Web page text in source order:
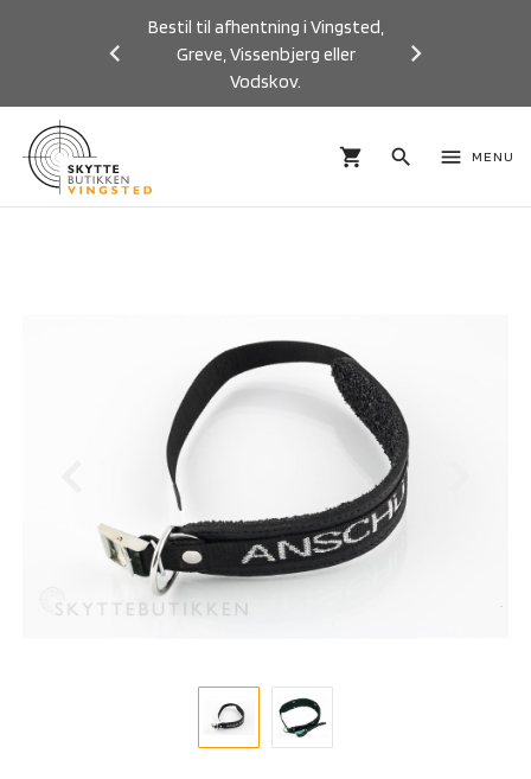
Bestil til afhentning i Vingsted,
Greve, Vissenbjerg eller
Vodskov.
Previous
shopping_cart search menu MENU